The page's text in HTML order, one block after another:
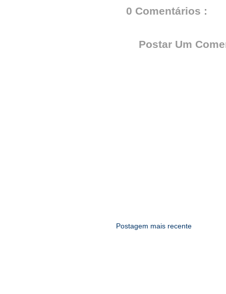
0 Comentários :
Postar Um
Postagem mais recente